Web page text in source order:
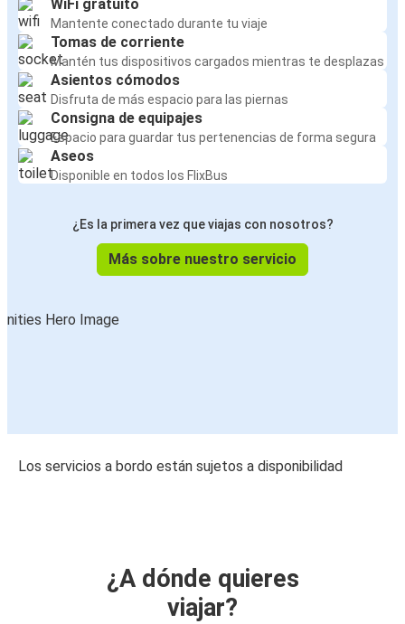
WiFi gratuito
Mantente conectado durante tu viaje
Tomas de corriente
Mantén tus dispositivos cargados mientras te desplazas
Asientos cómodos
Disfruta de más espacio para las piernas
Consigna de equipajes
Espacio para guardar tus pertenencias de forma segura
Aseos
Disponible en todos los FlixBus
¿Es la primera vez que viajas con nosotros?
Más sobre nuestro servicio
Los servicios a bordo están sujetos a disponibilidad
¿A dónde quieres
viajar?